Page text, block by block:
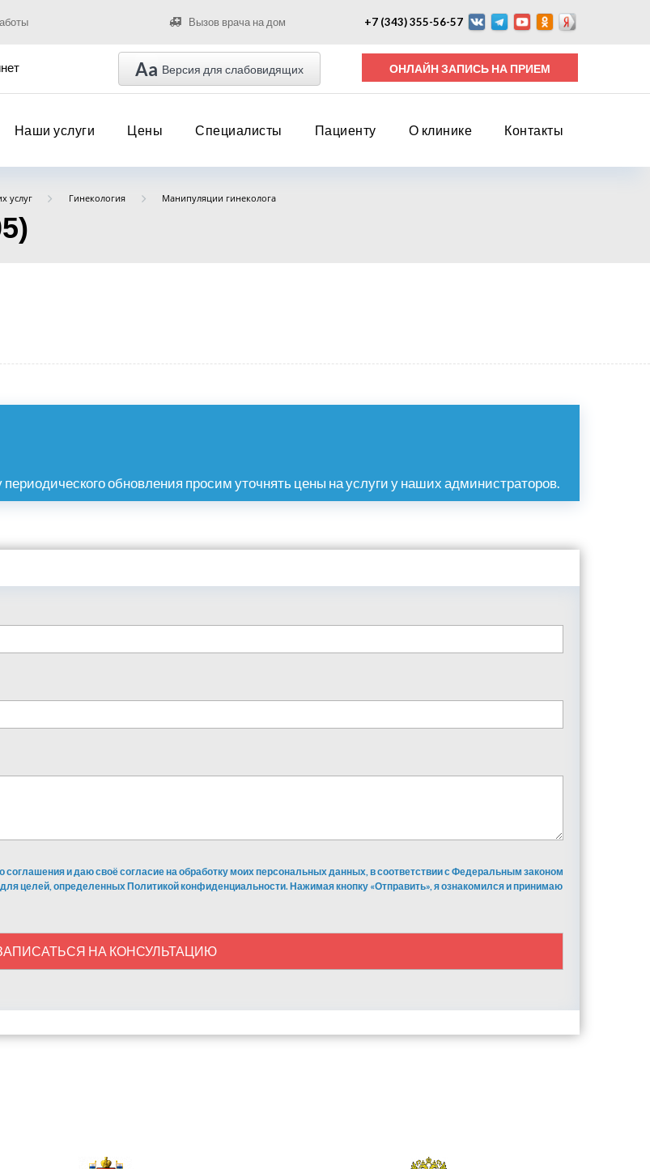
Вызов врача на дом +7 (343) 355-56-57
Aa Версия для слабовидящих ОНЛАЙН ЗАПИСЬ НА ПРИЕМ
Наши услуги Цены Специалисты Пациенту О клинике Контакты
услуг Гинекология Манипуляции гинеколога
обновления просим уточнять цены на услуги у наших администраторов.
и даю своё согласие на обработку моих персональных данных, в соответствии с Федеральным законом
целей, определенных Политикой конфиденциальности. Нажимая кнопку «Отправить», я ознакомился и принимаю
НА КОНСУЛЬТАЦИЮ